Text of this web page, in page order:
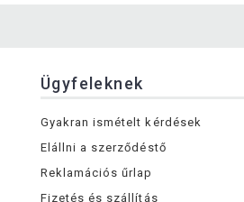
Ügyfeleknek
Gyakran ismételt kérdések
Elállni a szerződéstő
Reklamációs űrlap
Fizetés és szállítás